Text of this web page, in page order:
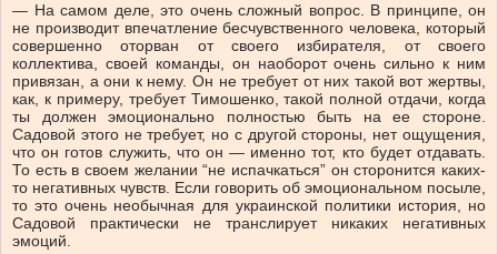
— На самом деле, это очень сложный вопрос. В принципе, он
не производит впечатление бесчувственного человека, который
совершенно оторван от своего избирателя, от своего
коллектива, своей команды, он наоборот очень сильно к ним
привязан, а они к нему. Он не требует от них такой вот жертвы,
как, к примеру, требует Тимошенко, такой полной отдачи, когда
ты должен эмоционально полностью быть на ее стороне.
Садовой этого не требует, но с другой стороны, нет ощущения,
что он готов служить, что он — именно тот, кто будет отдавать.
То есть в своем желании “не испачкаться” он сторонится каких-
то негативных чувств. Если говорить об эмоциональном посыле,
то это очень необычная для украинской политики история, но
Садовой практически не транслирует никаких негативных
эмоций.